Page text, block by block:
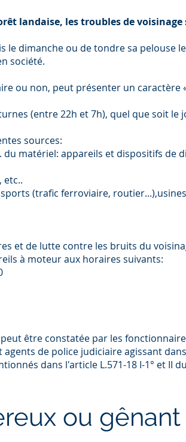
landaise, les troubles de
le dimanche ou de tondre sa pelouse
société.
ou non, peut présenter un caractère
(entre 22h et 7h), quel que soit le
sources:
matériel: appareils et dispositifs de
etc..
(trafic ferroviaire,
et de lutte contre les bruits du
à moteur aux horaires suivants:
être constatée par les
de police judiciaire agissant
dans l'article L.571-18 I-1° et II
ou gênant